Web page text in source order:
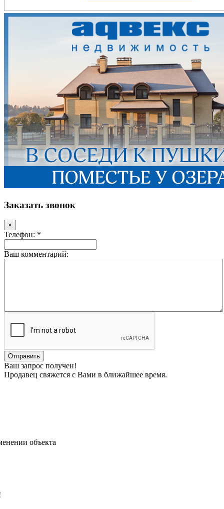
Заказать звонок
×
Телефон: *
Ваш комментарий:
Ваш запрос получен!
Продавец свяжется с Вами в ближайшее время.
объекта